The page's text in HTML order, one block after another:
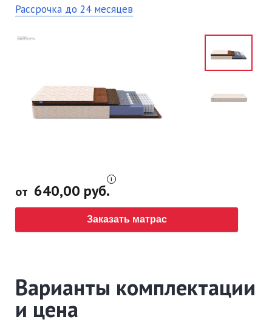
Рассрочка до 24 месяцев
от 640,00 руб.
Заказать матрас
Варианты комплектации
и цена